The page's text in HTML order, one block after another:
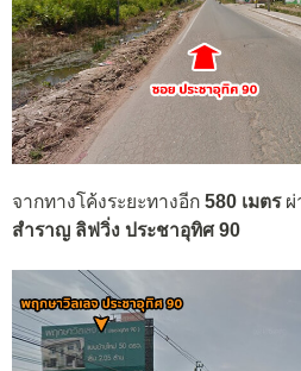
จากทางโค้งระยะทางอีก 580 เมตรผ่
สำราญ ลิฟวิ่ง ประชาอุทิศ 90